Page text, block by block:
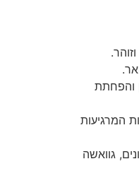
והפחתת
המרגיעות
גוואשה